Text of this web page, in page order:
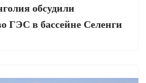
обсудили
ГЭС в бассейне Селенги